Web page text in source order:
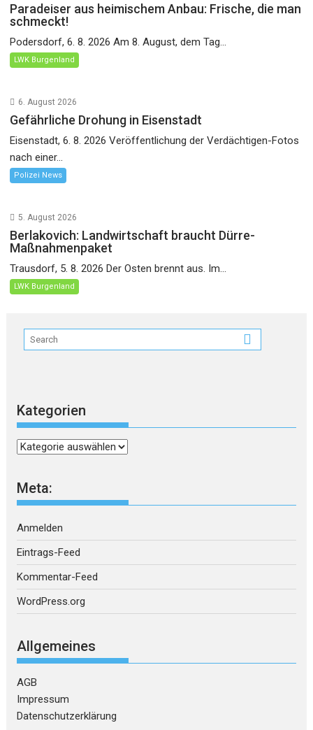
Paradeiser aus heimischem Anbau: Frische, die man
schmeckt!
Podersdorf, 6. 8. 2026 Am 8. August, dem Tag...
LWK Burgenland
6. August 2026
Gefährliche Drohung in Eisenstadt
Eisenstadt, 6. 8. 2026 Veröffentlichung der Verdächtigen-Fotos
nach einer...
Polizei News
5. August 2026
Berlakovich: Landwirtschaft braucht Dürre-
Maßnahmenpaket
Trausdorf, 5. 8. 2026 Der Osten brennt aus. Im...
LWK Burgenland
Kategorien
Kategorien
Meta:
Anmelden
Eintrags-Feed
Kommentar-Feed
WordPress.org
Allgemeines
AGB
Impressum
Datenschutzerklärung